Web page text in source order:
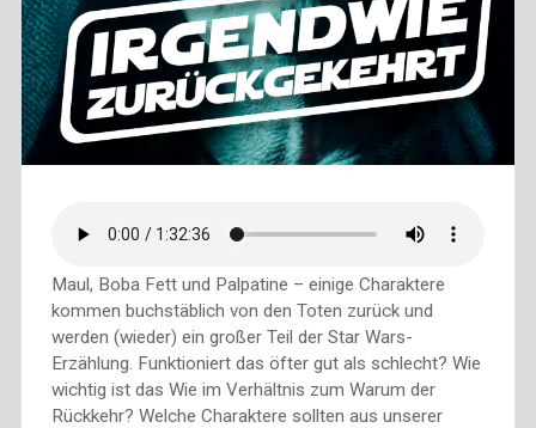
Maul, Boba Fett und Palpatine – einige Charaktere
kommen buchstäblich von den Toten zurück und
werden (wieder) ein großer Teil der Star Wars-
Erzählung. Funktioniert das öfter gut als schlecht? Wie
wichtig ist das Wie im Verhältnis zum Warum der
Rückkehr? Welche Charaktere sollten aus unserer